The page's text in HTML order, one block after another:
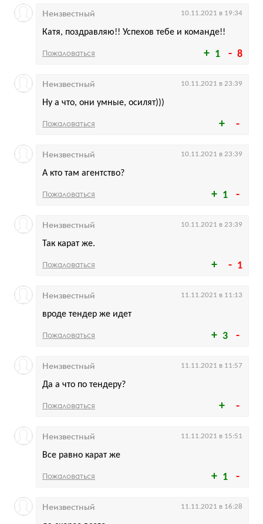
1 8
Катя, поздравляю!! Успехов тебе и команде!!
Неизвестный 10.11.2021 в 19:34
Пожаловаться
Ну а что, они умные, осилят)))
Неизвестный 10.11.2021 в 23:39
Пожаловаться
1
А кто там агентство?
Неизвестный 10.11.2021 в 23:39
Пожаловаться
1
Так карат же.
Неизвестный 10.11.2021 в 23:39
Пожаловаться
3
вроде тендер же идет
Неизвестный 11.11.2021 в 11:13
Пожаловаться
Да а что по тендеру?
Неизвестный 11.11.2021 в 11:57
Пожаловаться
1
Все равно карат же
Неизвестный 11.11.2021 в 15:51
Пожаловаться
Неизвестный 11.11.2021 в 16:28